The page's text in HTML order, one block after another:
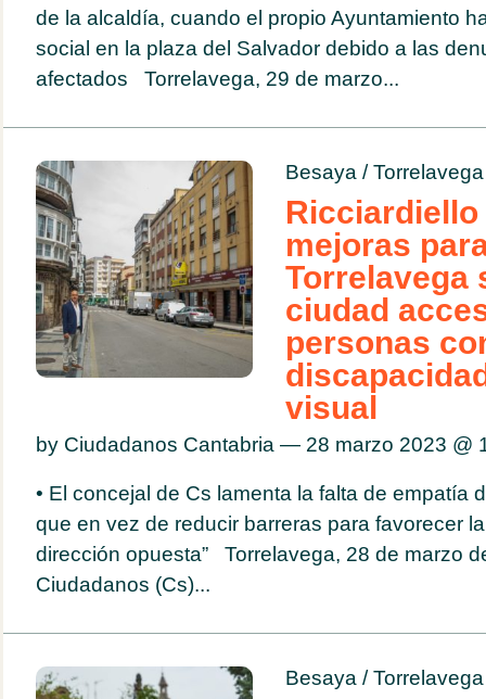
de la alcaldía, cuando el propio Ayuntamiento
social en la plaza del Salvador debido a las
afectados Torrelavega, 29 de marzo...
Besaya /Torrelavega
mejoras
Torrelavega
ciudad
personas
visual
by Ciudadanos Cantabria — 28 marzo 2023 @
• El concejal de Cs lamenta la falta de empatía
que en vez de reducir barreras para favorecer
dirección opuesta” Torrelavega, 28 de marzo
Ciudadanos (Cs)...
Besaya /Torrelavega